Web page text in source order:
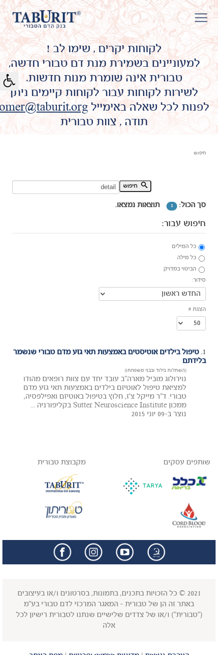
לקוחות יקרים , שימו לב !
למעוניינים בשמירת מנת דם טבורי חדשה,
טבורית אינה שומרת מנות חדשות.
לשירות לקוחות עבור לקוחות קיימים ניתן
לפנות לכל שאלה באימייל
תודה , צוות טבורית
חיפוש
חיפוש מילת מפתח:
סך הכול: 1 תוצאות נמצאו.
חיפוש עבור:
כל המילים
כל מילה
הביטוי במדויק
סידור:
הצגת #
1. טיפול בילדים אוטיסטים באמצעות תאי גזע מדם טבורי שנשמר
בלידתם
(השתלות בילוד ובבני משפחתו)
נוירולוג מוביל מארה"ב עובד יחד עם צוות רופאים מהודו
למציאת טיפול לאוטיזם בילדים באמצעות תאי גזע מדם
טבורי. ד"ר מייקל צ'ז, חלוץ בטיפול באוטיזם ואפילפסיה,
ממכון Sutter Neuroscience Institute בקליפורניה ...
נוצר ב-09 יוני 2015
שותפים עסקים מקבוצת טבורית
2021 © כל הזכויות בתכנים, בתמונות, בסרטונים ו/או בעיצובים
באתר זה הן של טבורית - המאגר המרכזי לדם טבורי בע"מ
("טבורית") ו/או של צדדים שלישיים שנתנו לטבורית רישיון לכל
אלה